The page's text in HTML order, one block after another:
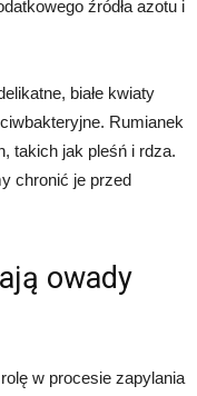
źródła azotu i
białe kwiaty
Rumianek
takich jak pleśń i rdza.
chronić je przed
owady
w procesie zapylania